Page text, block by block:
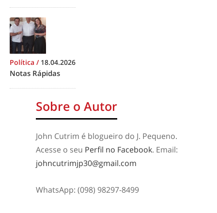
Política / 18.04.2026
Notas Rápidas
Sobre o Autor
John Cutrim é blogueiro do J. Pequeno.
Acesse o seu Perfil no Facebook. Email:
johncutrimjp30@gmail.com
WhatsApp: (098) 98297-8499